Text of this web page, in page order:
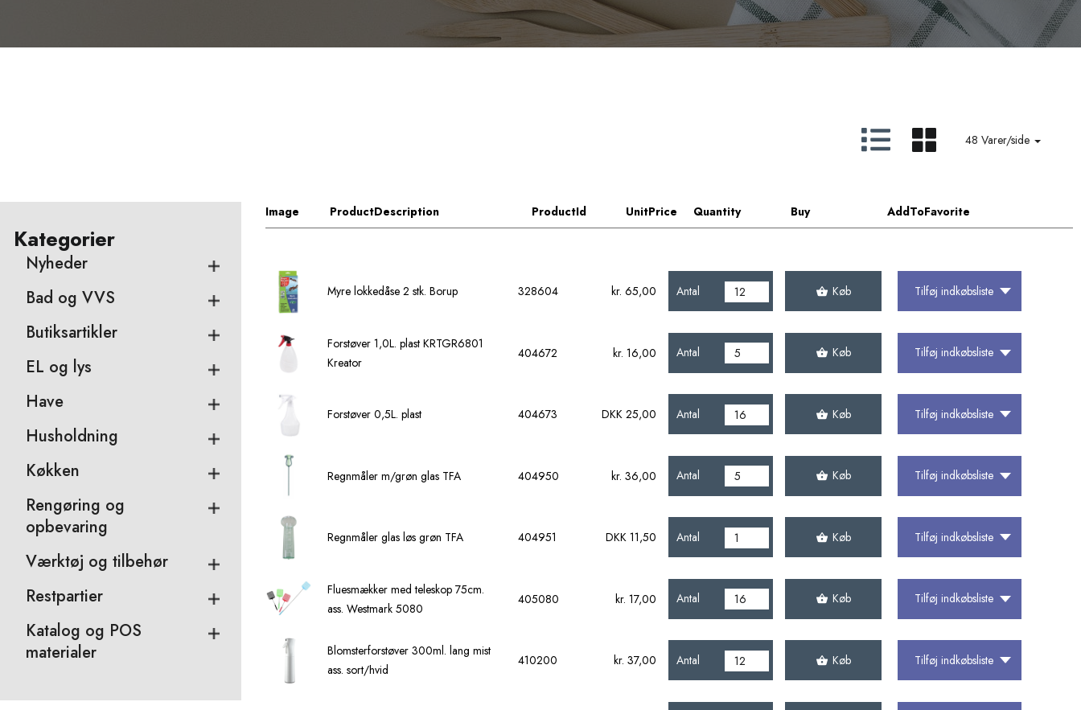
48 Varer/side
Kategorier
Nyheder
Bad og VVS
Butiksartikler
EL og lys
Have
Husholdning
Køkken
Rengøring og
opbevaring
Værktøj og tilbehør
Restpartier
Katalog og POS
materialer
Image ProductDescription ProductId UnitPrice Quantity Buy AddToFavorite
Myre lokkedåse 2 stk. Borup 328604 kr. 65,00 Antal Køb Tilføj indkøbsliste
Forstøver 1,0L. plast KRTGR6801
Kreator
404672 kr. 16,00 Antal Køb Tilføj indkøbsliste
Forstøver 0,5L. plast 404673 DKK 25,00 Antal Køb Tilføj indkøbsliste
Regnmåler m/grøn glas TFA 404950 kr. 36,00 Antal Køb Tilføj indkøbsliste
Regnmåler glas løs grøn TFA 404951 DKK 11,50 Antal Køb Tilføj indkøbsliste
Fluesmækker med teleskop 75cm.
ass. Westmark 5080
405080 kr. 17,00 Antal Køb Tilføj indkøbsliste
Blomsterforstøver 300ml. lang mist
ass. sort/hvid
410200 kr. 37,00 Antal Køb Tilføj indkøbsliste